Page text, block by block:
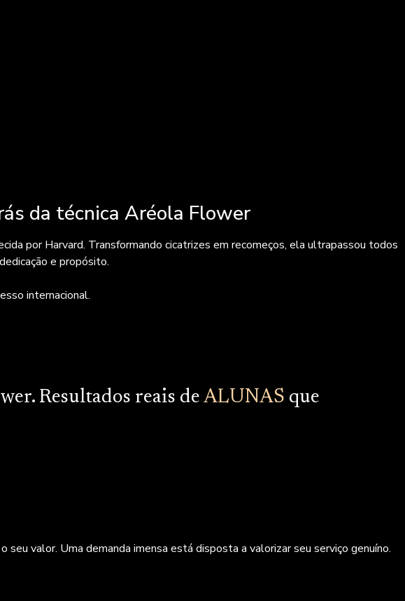
da técnica Aréola Flower
por Harvard. Transformando cicatrizes em recomeços, ela ultrapassou todos
e propósito.
internacional.
Resultados reais de ALUNAS que
valor. Uma demanda imensa está disposta a valorizar seu serviço genuíno.